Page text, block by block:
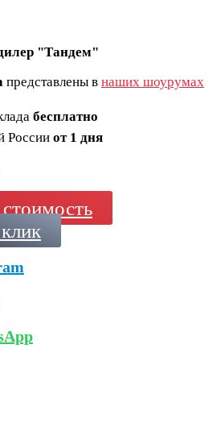
"Тандем"
представлены в наших шоурумах
бесплатно
России от 1 дня
стоимость